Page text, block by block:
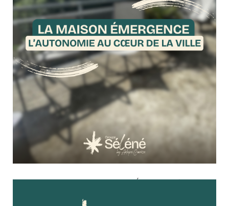
✦ Connaissez-vous la Maison Émergence à
Culture & Loisirs